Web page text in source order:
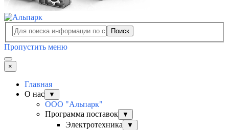
Поиск
Пропустить меню
×
Главная
О нас
▼
ООО "Альпарк"
Программа поставок
▼
Электротехника ▼